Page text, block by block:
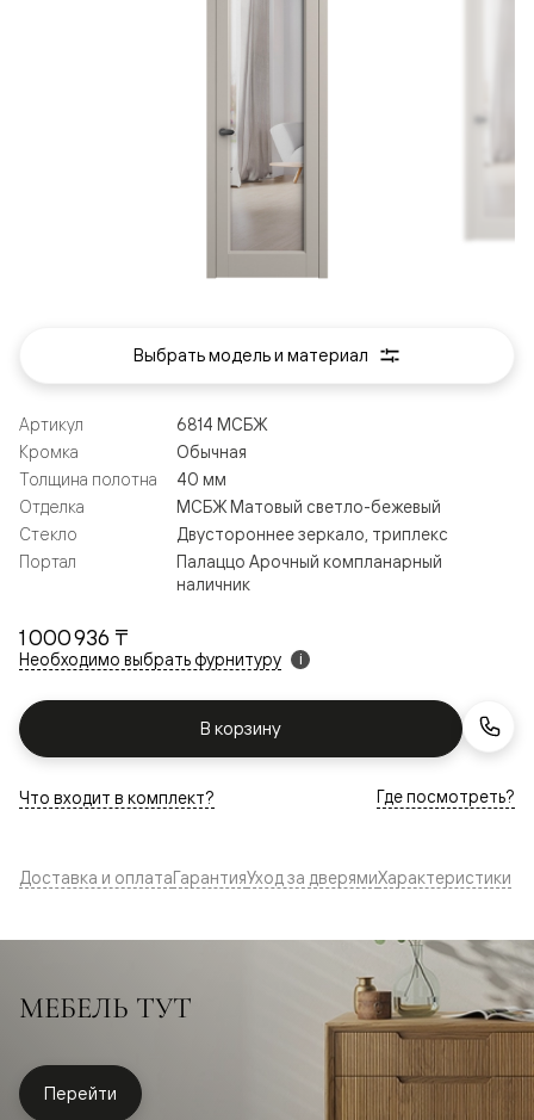
1 000 936 ₸
Необходимо выбрать фурнитуру i
В корзину
Артикул
6814 МСБЖ
Кромка
Обычная
Толщина полотна
40 мм
Отделка
МСБЖ Матовый светло-бежевый
Стекло
Двустороннее зеркало, триплекс
Портал
Палаццо Арочный компланарный
наличник
Что входит в комплект? Где посмотреть?
Выбрать модель и материал
Доставка и оплатаГарантияУход за дверямиХарактеристики
МЕБЕЛЬ ТУТ
Перейти